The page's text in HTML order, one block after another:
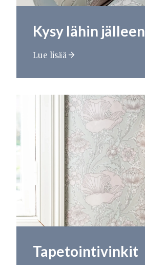
Kysy lähin
Lue lisää
Tapetointivinkit